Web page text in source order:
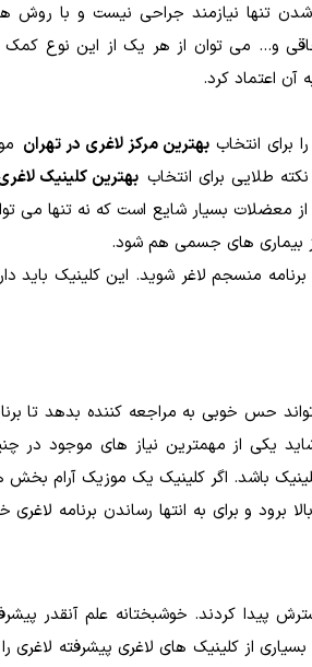
شدن تنها نیازمند جراحی نیست و با روش
و... می توان از هر یک از این نوع کمک
آن اعتماد کرد.
برای انتخاب بهترین مرکز لاغری در تهران
طلایی برای انتخاب بهترین کلینیک
معضلات بسیار شایع است که نه تنها می
بیماری های جسمی هم شود.
منسجم لاغر شوید. این کلینیک باید
حس خوبی به مراجعه کننده بدهد تا
یکی از مهمترین نیاز های موجود در
باشد. اگر کلینیک یک موزیک آرام بخش
و برای به انتها رساندن برنامه لاغری
پیدا کردند. خوشبختانه علم آنقدر
از کلینیک های لاغری پیشرفته لاغری را